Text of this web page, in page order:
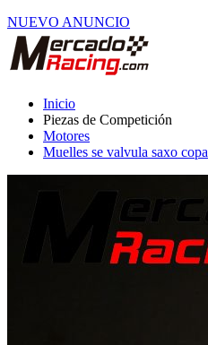
NUEVO ANUNCIO
Inicio
Piezas de Competición
Motores
Muelles se valvula saxo copa